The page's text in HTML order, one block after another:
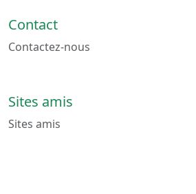
Contact
Contactez-nous
Sites amis
Sites amis